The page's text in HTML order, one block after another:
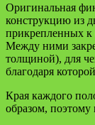
Оригинальная
конструкцию из
прикрепленных к
Между ними
толщиной), для
благодаря
Края каждого
образом, поэтому